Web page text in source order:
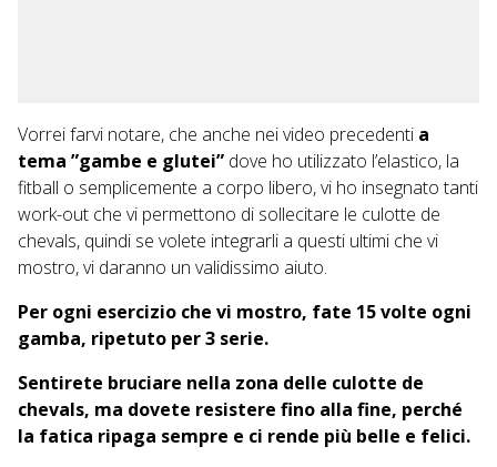
Vorrei farvi notare, che anche nei video precedenti a
tema ”gambe e glutei” dove ho utilizzato l’elastico, la
fitball o semplicemente a corpo libero, vi ho insegnato tanti
work-out che vi permettono di sollecitare le culotte de
chevals, quindi se volete integrarli a questi ultimi che vi
mostro, vi daranno un validissimo aiuto.
Per ogni esercizio che vi mostro, fate 15 volte ogni
gamba, ripetuto per 3 serie.
Sentirete bruciare nella zona delle culotte de
chevals, ma dovete resistere fino alla fine, perché
la fatica ripaga sempre e ci rende più belle e felici.